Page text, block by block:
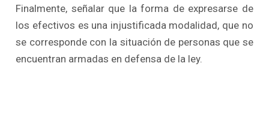
Finalmente, señalar que la forma de expresarse de
los efectivos es una injustificada modalidad, que no
se corresponde con la situación de personas que se
encuentran armadas en defensa de la ley.